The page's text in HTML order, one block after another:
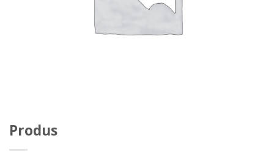
Produs